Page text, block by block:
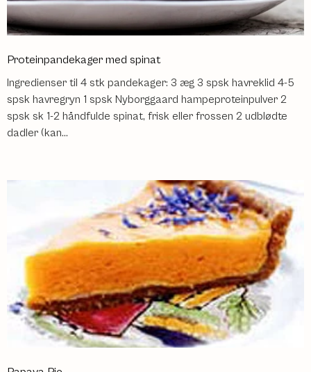
Proteinpandekager med spinat
Ingredienser til 4 stk pandekager: 3 æg 3 spsk havreklid 4-5
spsk havregryn 1 spsk Nyborggaard hampeproteinpulver 2
spsk sk 1-2 håndfulde spinat, frisk eller frossen 2 udblødte
dadler (kan...